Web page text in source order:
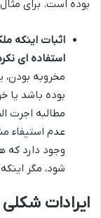
بوده است. برای
اثبات اینکه
استفاده ای
مخروبه بودن،
بوده باشد یا
مطالبه اجرت
عدم استیفاء
وجود دارد
شود، مگر
ایرادات